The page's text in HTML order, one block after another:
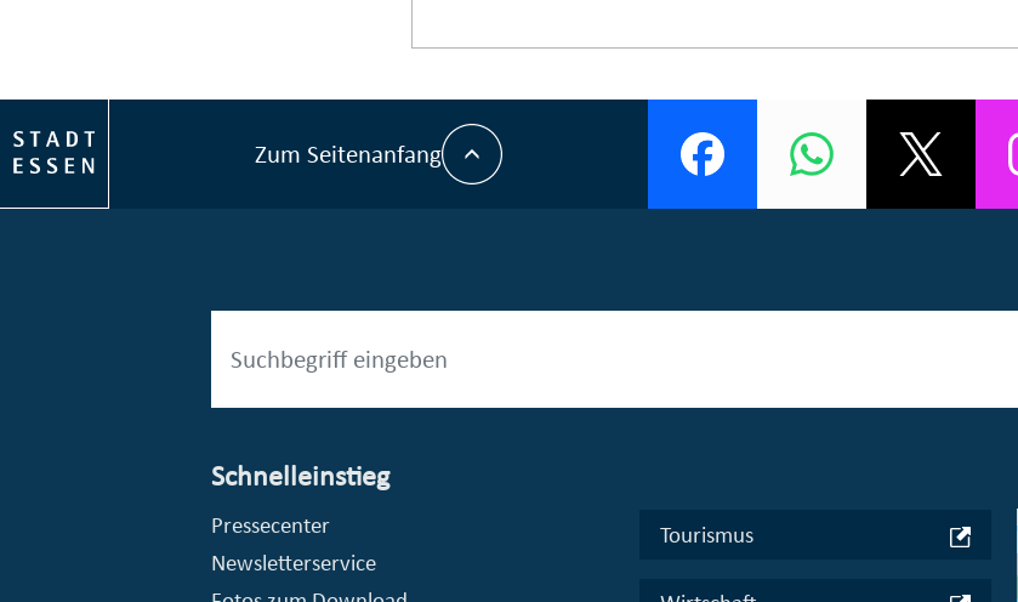
Zum Seitenanfang
Schnelleinstieg
Pressecenter
Newsletterservice
Tourismus
© Stadt Essen, Presse- und Kommunikationsamt